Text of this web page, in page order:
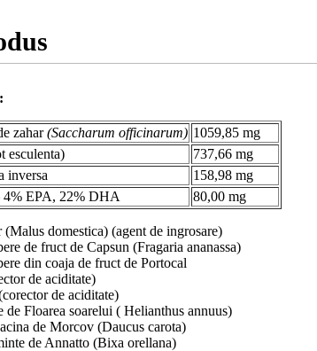
zahar(Saccharum officinarum) 1059,85 mg
esculenta)
737,66 mg
inversa
158,98 mg
4% EPA, 22% DHA
80,00 mg
domestica) (agent de ingrosare)
de fruct de Capsun (Fragaria ananassa)
din coaja de fruct de Portocal
de aciditate)
de aciditate)
Floarea soarelui ( Helianthus annuus)
de Morcov (Daucus carota)
de Annatto (Bixa orellana)